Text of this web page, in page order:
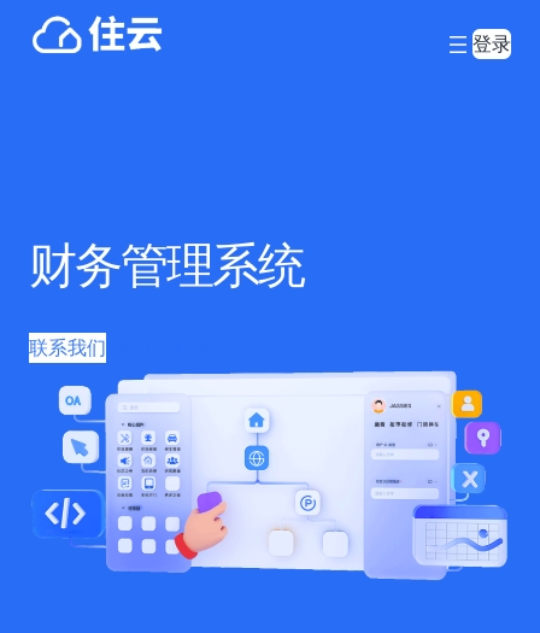
登录
财务管理系统
联系我们